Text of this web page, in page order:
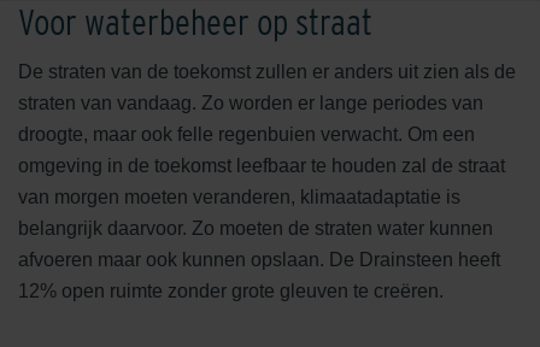
Voor waterbeheer op straat
De straten van de toekomst zullen er anders uit zien als de
straten van vandaag. Zo worden er lange periodes van
droogte, maar ook felle regenbuien verwacht. Om een
omgeving in de toekomst leefbaar te houden zal de straat
van morgen moeten veranderen, klimaatadaptatie is
belangrijk daarvoor. Zo moeten de straten water kunnen
afvoeren maar ook kunnen opslaan. De Drainsteen heeft
12% open ruimte zonder grote gleuven te creëren.